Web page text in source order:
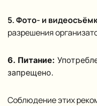
5. Фото- и
разрешения
6. Питание:
запрещено.
Соблюдение этих